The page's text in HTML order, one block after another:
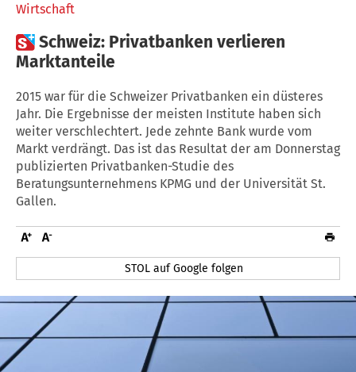
Wirtschaft
Schweiz: Privatbanken verlieren
Marktanteile
2015 war für die Schweizer Privatbanken ein düsteres
Jahr. Die Ergebnisse der meisten Institute haben sich
weiter verschlechtert. Jede zehnte Bank wurde vom
Markt verdrängt. Das ist das Resultat der am Donnerstag
publizierten Privatbanken-Studie des
Beratungsunternehmens KPMG und der Universität St.
Gallen.
STOL auf Google folgen